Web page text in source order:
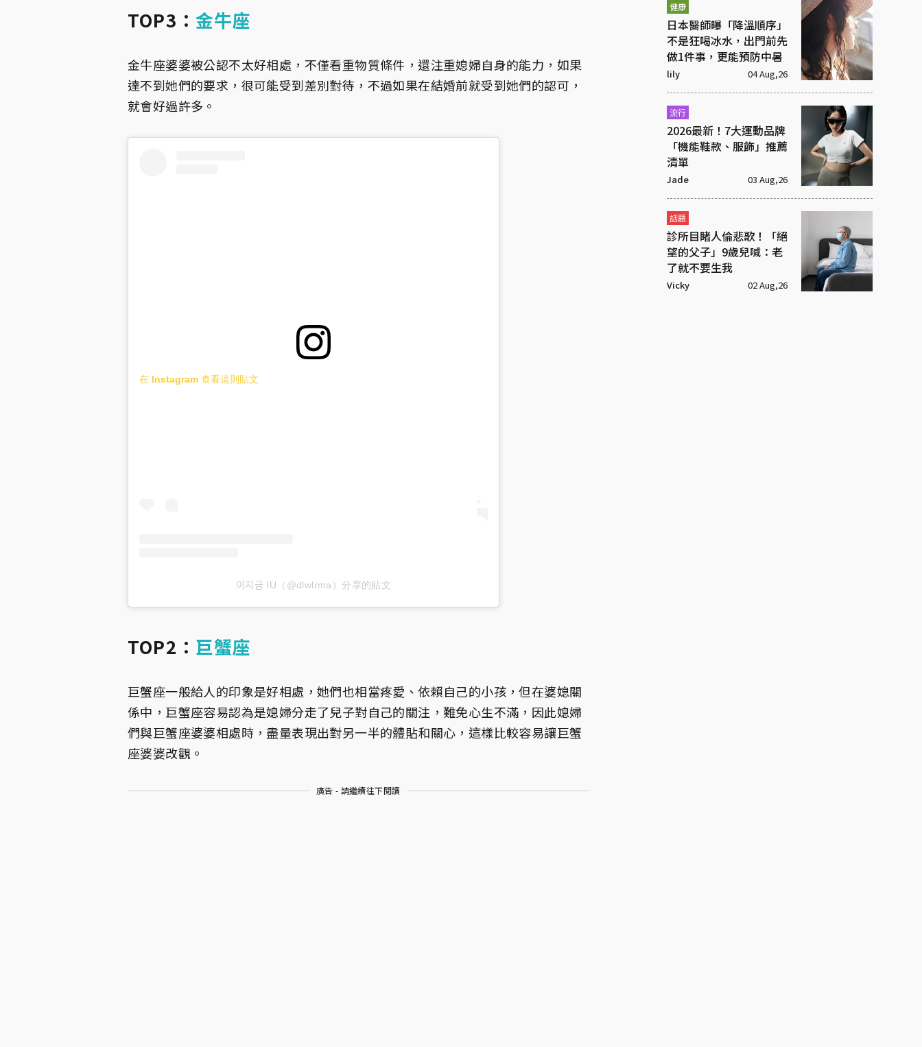
TOP3： 金牛座
金牛座婆婆被公認不太好相處，不僅看重物質條件，還注重媳婦自身的能力，如果
達不到她們的要求，很可能受到差別對待，不過如果在結婚前就受到她們的認可，
就會好過許多。
在 Instagram 查看這則貼文
이지금 IU（@dlwlrma）分享的貼文
TOP2： 巨蟹座
巨蟹座一般給人的印象是好相處，她們也相當疼愛、依賴自己的小孩，但在婆媳關
係中，巨蟹座容易認為是媳婦分走了兒子對自己的關注，難免心生不滿，因此媳婦
們與巨蟹座婆婆相處時，盡量表現出對另一半的體貼和關心，這樣比較容易讓巨蟹
座婆婆改觀。
廣告 - 請繼續往下閱讀
健康
日本醫師曝「降溫順序」
不是狂喝冰水，出門前先
做1件事，更能預防中暑
lily 04 Aug,26
流行
2026最新！7大運動品牌
「機能鞋款、服飾」推薦
清單
Jade 03 Aug,26
話題
診所目睹人倫悲歌！「絕
望的父子」9歲兒喊：老
了就不要生我
Vicky 02 Aug,26